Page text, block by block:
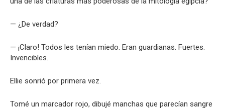
— ¿De verdad?
— ¡Claro! Todos les tenían miedo. Eran guardianas. Fuertes.
Invencibles.
Ellie sonrió por primera vez.
Tomé un marcador rojo, dibujé manchas que parecían sangre